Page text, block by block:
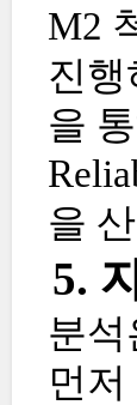
M2
진행
을
을
5.
분석
먼